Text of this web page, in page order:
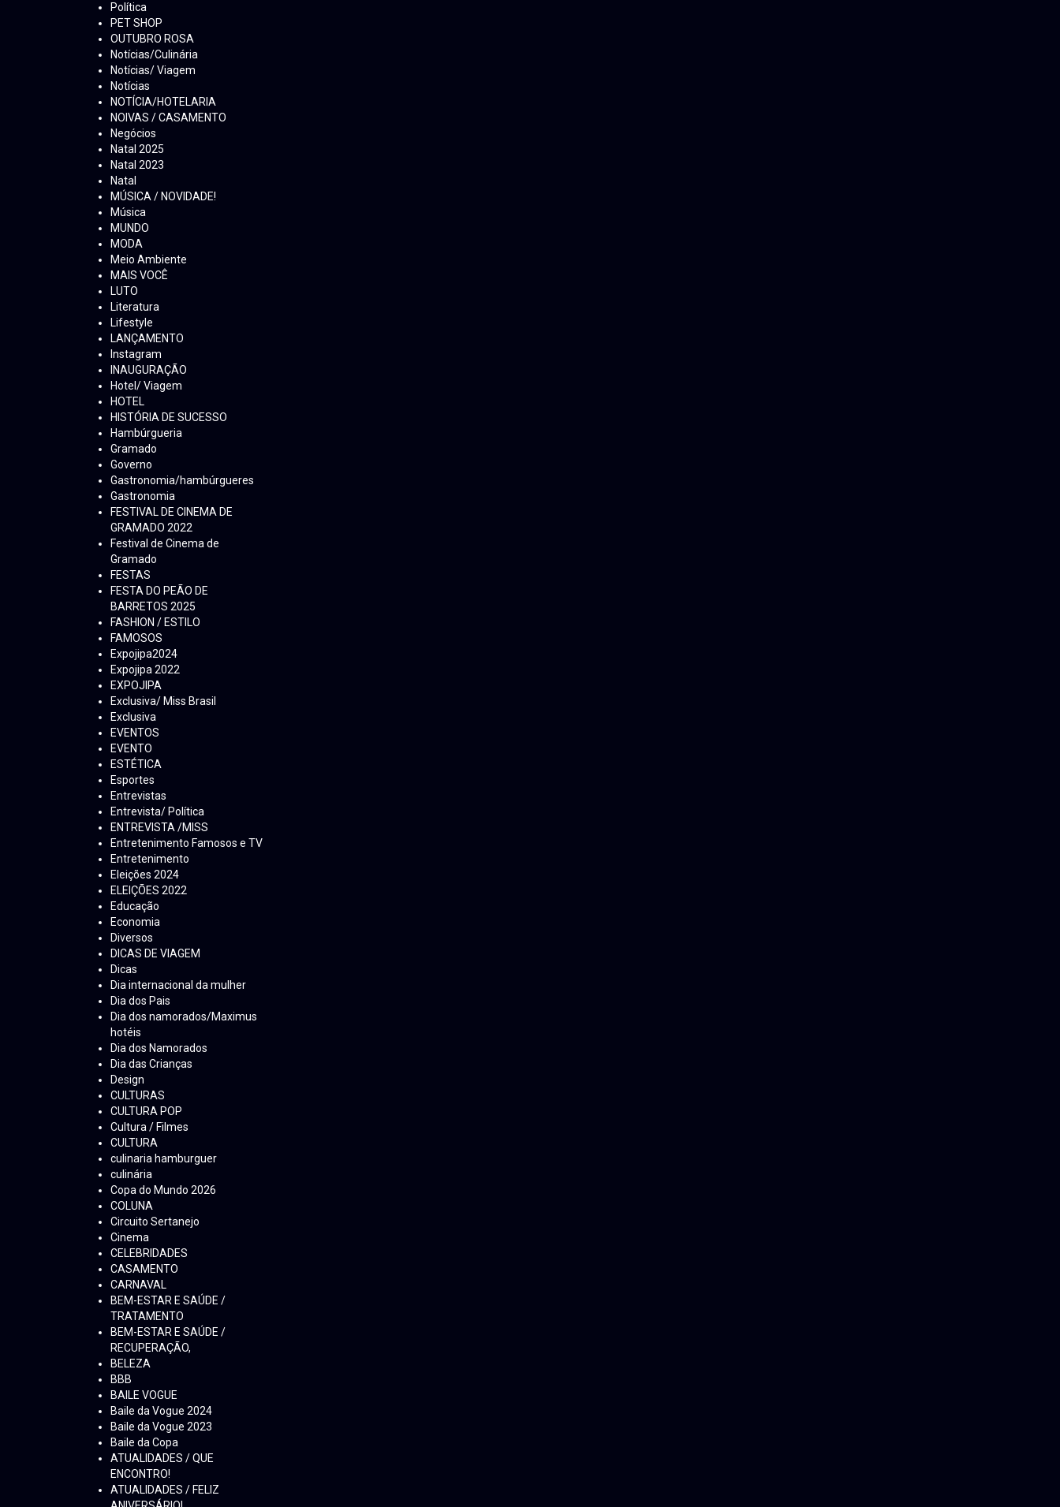
Política
PET SHOP
OUTUBRO ROSA
Notícias/Culinária
Notícias/ Viagem
Notícias
NOTÍCIA/HOTELARIA
NOIVAS / CASAMENTO
Negócios
Natal 2025
Natal 2023
Natal
MÚSICA / NOVIDADE!
Música
MUNDO
MODA
Meio Ambiente
MAIS VOCÊ
LUTO
Literatura
Lifestyle
LANÇAMENTO
Instagram
INAUGURAÇÃO
Hotel/ Viagem
HOTEL
HISTÓRIA DE SUCESSO
Hambúrgueria
Gramado
Governo
Gastronomia/hambúrgueres
Gastronomia
FESTIVAL DE CINEMA DE
GRAMADO 2022
Festival de Cinema de
Gramado
FESTAS
FESTA DO PEÃO DE
BARRETOS 2025
FASHION / ESTILO
FAMOSOS
Expojipa2024
Expojipa 2022
EXPOJIPA
Exclusiva/ Miss Brasil
Exclusiva
EVENTOS
EVENTO
ESTÉTICA
Esportes
Entrevistas
Entrevista/ Política
ENTREVISTA /MISS
Entretenimento Famosos e TV
Entretenimento
Eleições 2024
ELEIÇÕES 2022
Educação
Economia
Diversos
DICAS DE VIAGEM
Dicas
Dia internacional da mulher
Dia dos Pais
Dia dos namorados/Maximus
hotéis
Dia dos Namorados
Dia das Crianças
Design
CULTURAS
CULTURA POP
Cultura / Filmes
CULTURA
culinaria hamburguer
culinária
Copa do Mundo 2026
COLUNA
Circuito Sertanejo
Cinema
CELEBRIDADES
CASAMENTO
CARNAVAL
BEM-ESTAR E SAÚDE /
TRATAMENTO
BEM-ESTAR E SAÚDE /
RECUPERAÇÃO,
BELEZA
BBB
BAILE VOGUE
Baile da Vogue 2024
Baile da Vogue 2023
Baile da Copa
ATUALIDADES / QUE
ENCONTRO!
ATUALIDADES / FELIZ